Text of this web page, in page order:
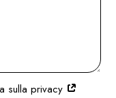
sulla privacy